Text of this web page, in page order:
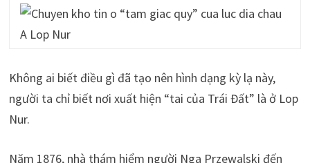
Không ai biết điều gì đã tạo nên hình dạng kỳ lạ này,
người ta chỉ biết nơi xuất hiện “tai của Trái Đất” là ở Lop
Nur.
Năm 1876, nhà thám hiểm người Nga Przewalski đến